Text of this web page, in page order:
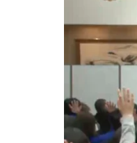
わかりかけのRadio
わかりかけのRadio“R”
わかりかけのRadio
阿部敏郎のシャバだ